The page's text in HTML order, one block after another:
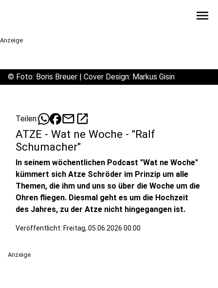
menu
Anzeige
© Foto: Boris Breuer | Cover Design: Markus Gisin
Teilen: mailopen_in_new
ATZE - Wat ne Woche - "Ralf
Schumacher"
In seinem wöchentlichen Podcast "Wat ne Woche"
kümmert sich Atze Schröder im Prinzip um alle
Themen, die ihm und uns so über die Woche um die
Ohren fliegen. Diesmal geht es um die Hochzeit
des Jahres, zu der Atze nicht hingegangen ist.
Veröffentlicht: Freitag, 05.06.2026 00:00
Anzeige